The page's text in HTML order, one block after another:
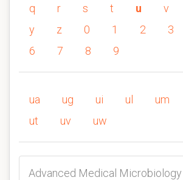
q
r s t u v
y
z 0 1 2 3
6
7 8 9
ua ug ui ul um
ut
uv uw
Advanced Medical Microbiology